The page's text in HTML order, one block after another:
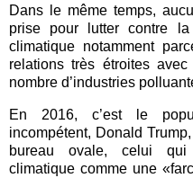
Dans le même temps,
prise pour lutter contre
climatique notamment
relations très étroites
nombre d’industries
En 2016, c’est le
incompétent, Donald
bureau ovale, celui qui
climatique comme une